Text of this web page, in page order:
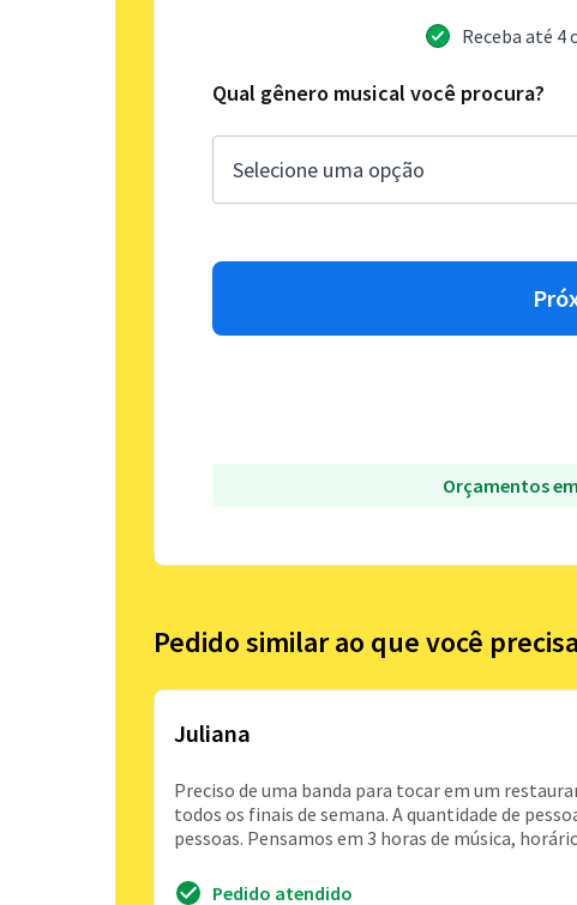
Receba até
Qual gênero musical você procura?
Orçamentos
Pedido similar ao que você
Juliana
Preciso de uma banda para tocar em um
todos os finais de semana. A quantidade de
pessoas. Pensamos em 3 horas de música,
Pedido atendido